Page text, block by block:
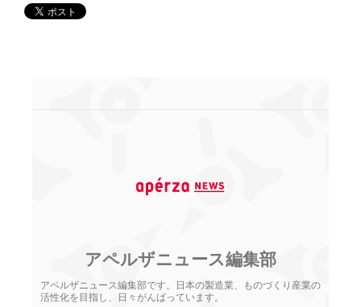
アペルザニュース編集部
アペルザニュース編集部です。日本の製造業、ものづくり産業の
活性化を目指し、日々がんばっています。